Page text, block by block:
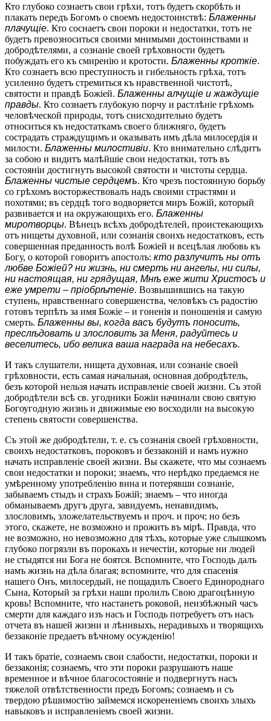
Кто глубоко сознаетъ свои грѣхи, тотъ будетъ скорбѣть и
плакать передъ Богомъ о своемъ недостоинствѣ: Блаженны
плачущіе. Кто соснаетъ свои пороки и недостатки, тотъ не
будетъ превозноситься своими мнимыми достоинствами и
добродѣтелями, а сознаніе своей грѣховности будетъ
побуждать его къ смиренію и кротости. Блаженны кроткіе.
Кто сознаетъ всю преступность и гибельность грѣха, тотъ
усиленно будетъ стремиться къ нравственной чистотѣ,
святости и правдѣ Божіей. Блаженны алчущіе и жаждущіе
правды. Кто сознаетъ глубокую порчу и растлѣніе грѣхомъ
человѣческой природы, тотъ снисходительно будетъ
относиться къ недостаткамъ своего ближняго, будетъ
сострадать страждущимъ и оказывать имъ дѣла милосердія и
милости. Блаженны милостивіи. Кто внимательно слѣдитъ
за собою и видитъ малѣйшіе свои недостатки, тотъ въ
состояніи достигнуть высокой святости и чистоты сердца.
Блаженны чистые сердцемъ. Кто чрезъ постоянную борьбу
со грѣхомъ восторжествовалъ надъ своими страстями и
похотями; въ сердцѣ того водворяется миръ Божій, который
развивается и на окружающихъ его. Блаженны
миротворцы. Вѣнецъ всѣхъ добродѣтелей, проистекающихъ
отъ нищеты духовной, или сознанія своихъ недостатковъ, есть
совершенная преданность волѣ Божіей и всецѣлая любовь къ
Богу, о которой говоритъ апостолъ: кто разлучитъ ны отъ
любве Божіей? ни жизнь, ни смерть ни ангелы, ни силы,
ни настоящая, ни грядущая, Мнѣ еже жити Христосъ и
еже умрети – пріобрѣтеніе. Возвышившись на такую
ступень, нравственнаго совершенства, человѣкъ съ радостію
готовъ терпѣть за имя Божіе – и гоненія и поношенія и самую
смерть. Блаженны вы, когда васъ будутъ поносить,
преслѣдовать и злословить за Меня, радуйтесь и
веселитесь, ибо велика ваша награда на небесахъ.
И такъ слушатели, нищета духовная, или сознаніе своей
грѣховности, есть самая начальная, основная добродѣтель,
безъ которой нельзя начать исправленіе своей жизни. Съ этой
добродѣтели всѣ св. угодники Божіи начинали свою святую
Богоугодную жизнь и движимые ею восходили на высокую
степень святости совершенства.
Съ этой же добродѣтели, т. е. съ сознанія своей грѣховности,
своихъ недостатковъ, пороковъ и беззаконій и намъ нужно
начать исправленіе своей жизни. Вы скажете, что мы сознаемъ
свои недостатки и пороки; знаемъ, что нерѣдко предаемся не
умѣренному употребленію вина и потерявши сознаніе,
забываемъ стыдъ и страхъ Божій; знаемъ – что иногда
обманываемъ другъ друга, завидуемъ, ненавидимъ,
злословимъ, зложелательствуемъ и проч. и проч; но безъ
этого, скажете, не возможно и прожить въ мірѣ. Правда, что
не возможно, но невозможно для тѣхъ, которые уже слышкомъ
глубоко погрязли въ порокахъ и нечестіи, которые ни людей
не стыдятся ни Бога не боятся. Вспомните, что Господь далъ
намъ жизнь на дѣла благая; вспомните, что для спасенія
нашего Онъ, милосердый, не пощадилъ Своего Единороднаго
Сына, Который за грѣхи наши пролилъ Свою драгоцѣнную
кровь! Вспомните, что настанетъ роковой, неизбѣжный часъ
смерти для каждаго изъ насъ и Господь потребуетъ отъ насъ
отчета въ нашей жизни и лѣнивыхъ, нерадивыхъ и творящихъ
беззаконіе предаетъ вѣчному осужденію!
И такъ братіе, сознаемъ свои слабости, недостатки, пороки и
беззаконія; сознаемъ, что эти пороки разрушаютъ наше
временное и вѣчное благосостояніе и подвергнутъ насъ
тяжелой отвѣтственности предъ Богомъ; сознаемъ и съ
твердою рѣшимостію займемся искорененіемъ своихъ злыхъ
навыковъ и исправленіемъ своей жизни.